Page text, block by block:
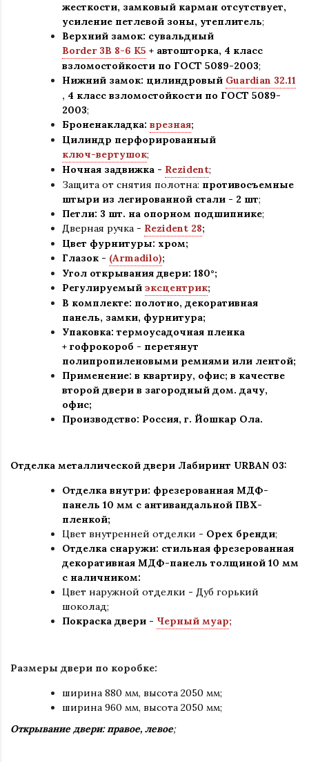
жесткости, замковый карман отсутствует,
усиление петлевой зоны, утеплитель;
Верхний замок: сувальдный
Border 3B 8-6 K5 + автошторка, 4 класс
взломостойкости по ГОСТ 5089-2003;
Нижний замок: цилиндровый Guardian 32.11
, 4 класс взломостойкости по ГОСТ 5089-
2003;
Броненакладка: врезная;
Цилиндр перфорированный
ключ-вертушок;
Ночная задвижка - Rezident;
Защита от снятия полотна: противосъемные
штыри из легированной стали - 2 шт;
Петли: 3 шт. на опорном подшипнике;
Дверная ручка - Rezident 28;
Цвет фурнитуры: хром;
Глазок - (Armadilo);
Угол открывания двери: 180°;
Регулируемый эксцентрик;
В комплекте: полотно, декоративная
панель, замки, фурнитура;
Упаковка: термоусадочная пленка
+ гофрокороб - перетянут
полипропиленовыми ремнями или лентой;
Применение: в квартиру, офис; в качестве
второй двери в загородный дом. дачу,
офис;
Производство: Россия, г. Йошкар Ола.
Отделка металлической двери Лабиринт URBAN 03:
Отделка внутри: фрезерованная МДФ-
панель 10 мм с антивандальной ПВХ-
пленкой;
Цвет внутренней отделки - Орех бренди;
Отделка снаружи: стильная фрезерованная
декоративная МДФ-панель толщиной 10 мм
с наличником:
Цвет наружной отделки - Дуб горький
шоколад;
Покраска двери - Черный муар;
Размеры двери по коробке:
ширина 880 мм, высота 2050 мм;
ширина 960 мм, высота 2050 мм;
Открывание двери: правое, левое;